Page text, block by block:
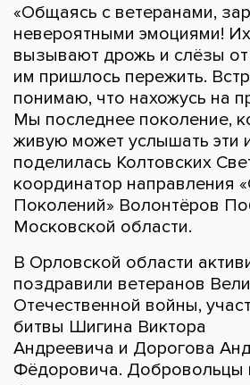
«Общаясь с ветеранами,
невероятными эмоциями!
вызывают дрожь и слёзы
им пришлось пережить.
понимаю, что нахожусь на
Мы последнее поколение,
живую может услышать эти
поделилась Колтовских
координатор направления
Поколений» Волонтёров
Московской области.
В Орловской области
поздравили ветеранов
Отечественной войны,
битвы Шигина Виктора
Андреевича и Дорогова
Фёдоровича. Добровольцы